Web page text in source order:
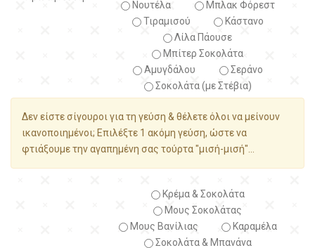
Νουτέλα
Μπλακ Φόρεστ
Τιραμισού
Κάστανο
Λίλα Πάουσε
Μπίτερ Σοκολάτα
Αμυγδάλου
Σεράνο
Σοκολάτα (με Στέβια)
Δεν είστε σίγουροι για τη γεύση & θέλετε όλοι να μείνουν
ικανοποιημένοι; Επιλέξτε 1 ακόμη γεύση, ώστε να
φτιάξουμε την αγαπημένη σας τούρτα "μισή-μισή"...
Κρέμα & Σοκολάτα
Μους Σοκολάτας
Μους Βανίλιας
Καραμέλα
Σοκολάτα & Μπανάνα